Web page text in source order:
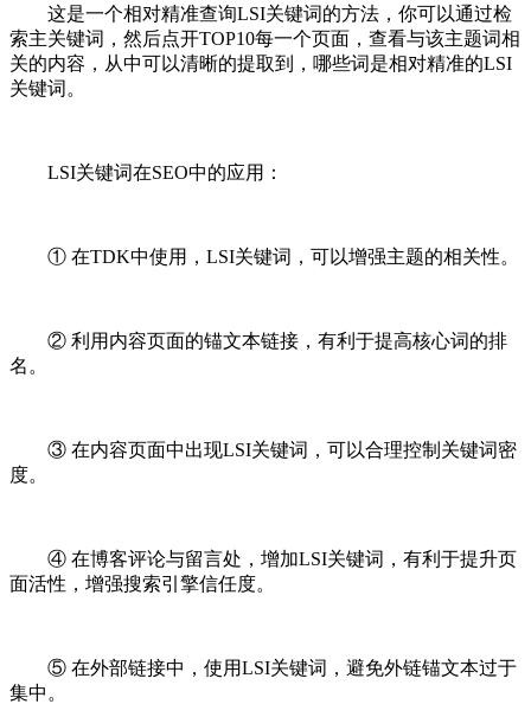
这是一个相对精准查询LSI关键词的方法，你可以通过检
索主关键词，然后点开TOP10每一个页面，查看与该主题词相
关的内容，从中可以清晰的提取到，哪些词是相对精准的LSI
关键词。
LSI关键词在SEO中的应用：
① 在TDK中使用，LSI关键词，可以增强主题的相关性。
② 利用内容页面的锚文本链接，有利于提高核心词的排
名。
③ 在内容页面中出现LSI关键词，可以合理控制关键词密
度。
④ 在博客评论与留言处，增加LSI关键词，有利于提升页
面活性，增强搜索引擎信任度。
⑤ 在外部链接中，使用LSI关键词，避免外链锚文本过于
集中。